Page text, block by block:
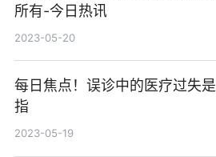
所有-今日热讯
2023-05-20
每日焦点！误诊中的医疗过失是
指
2023-05-19